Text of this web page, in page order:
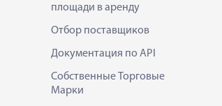
площади в аренду
Отбор поставщиков
Документация по API
Собственные Торговые
Марки